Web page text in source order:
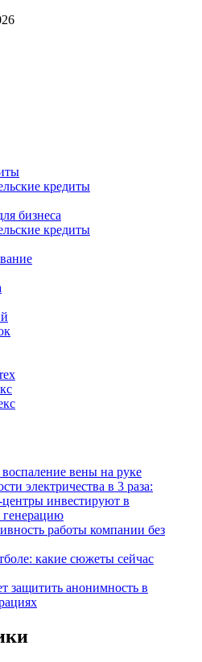
кредиты
бизнеса
кредиты
вены на руке
электричества в 3 раза:
инвестируют в
генерацию
работы компании без
какие сюжеты сейчас
защитить анонимность в